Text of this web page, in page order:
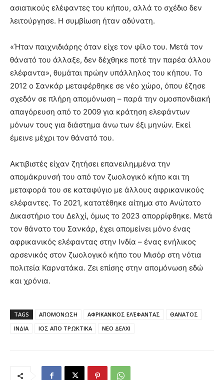
ασιατικούς ελέφαντες του κήπου, αλλά το σχέδιο δεν
λειτούργησε. Η συμβίωση ήταν αδύνατη.
«Ήταν παιχνιδιάρης όταν είχε τον φίλο του. Μετά τον
θάνατό του άλλαξε, δεν δέχθηκε ποτέ την παρέα άλλου
ελέφαντα», θυμάται πρώην υπάλληλος του κήπου. Το
2012 ο Σανκάρ μεταφέρθηκε σε νέο χώρο, όπου έζησε
σχεδόν σε πλήρη απομόνωση – παρά την ομοσπονδιακή
απαγόρευση από το 2009 για κράτηση ελεφάντων
μόνων τους για διάστημα άνω των έξι μηνών. Εκεί
έμεινε μέχρι τον θάνατό του.
Ακτιβιστές είχαν ζητήσει επανειλημμένα την
απομάκρυνσή του από τον ζωολογικό κήπο και τη
μεταφορά του σε καταφύγιο με άλλους αφρικανικούς
ελέφαντες. Το 2021, κατατέθηκε αίτημα στο Ανώτατο
Δικαστήριο του Δελχί, όμως το 2023 απορρίφθηκε. Μετά
τον θάνατο του Σανκάρ, έχει απομείνει μόνο ένας
αφρικανικός ελέφαντας στην Ινδία – ένας ενήλικος
αρσενικός στον ζωολογικό κήπο του Μισόρ στη νότια
πολιτεία Καρνατάκα. Ζει επίσης στην απομόνωση εδώ
και χρόνια.
TAGS ΑΠΟΜΟΝΩΣΗ ΑΦΡΙΚΑΝΙΚΟΣ ΕΛΈΦΑΝΤΑΣ
ΘΑΝΑΤΟΣ
ΙΝΔΙΑ
ΙΟΣ ΑΠΟ ΤΡΩΚΤΙΚΑ ΝΕΟ ΔΕΛΧΙ